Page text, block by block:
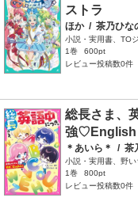
ストラ
ほか / 茶乃ひな
小説・実用書、TO
1巻
600pt
レビュー投稿数0件
総長さま、
強♡English
＊あいら＊ / 茶
小説・実用書、野
1巻
800pt
レビュー投稿数0件